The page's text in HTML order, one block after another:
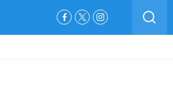
Facebook
TwitterInstagram
BUSCAR